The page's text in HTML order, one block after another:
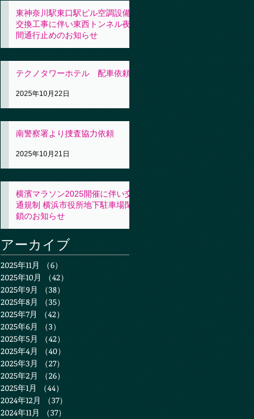
東神奈川駅東口駅ビル空調設備
交換工事に伴い東西トンネル夜
間通行止めのお知らせ
テクノタワーホテル 配車依頼
2025年10月22日
南警察署より捜査協力依頼
2025年10月21日
横濱マラソン2025開催に伴い交
通規制 横浜市役所地下駐車場閉
鎖のお知らせ
アーカイブ
2025年11月 （6）
2025年10月
（42）
2025年9月
（38）
2025年8月
（35）
2025年7月
（42）
2025年6月
（3）
2025年5月
（42）
2025年4月
（40）
2025年3月
（27）
2025年2月
（26）
2025年1月
（44）
2024年12月
（37）
2024年11月
（37）